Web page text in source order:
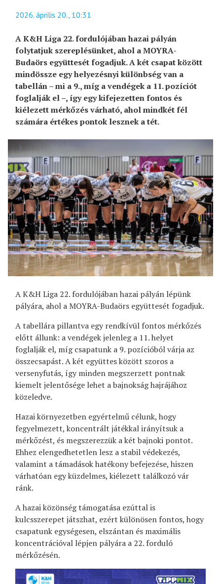
2026. április 20., 10:31
A K&H Liga 22. fordulójában hazai pályán
folytatjuk szereplésünket, ahol a MOYRA-
Budaörs együttesét fogadjuk. A két csapat között
mindössze egy helyezésnyi különbség van a
tabellán – mi a 9., míg a vendégek a 11. pozíciót
foglalják el –, így egy kifejezetten fontos és
kiélezett mérkőzés várható, ahol mindkét fél
számára értékes pontok lesznek a tét.
A K&H Liga 22. fordulójában hazai pályán lépünk
pályára, ahol a MOYRA-Budaörs együttesét fogadjuk.
A tabellára pillantva egy rendkívül fontos mérkőzés
előtt állunk: a vendégek jelenleg a 11. helyet
foglalják el, míg csapatunk a 9. pozícióból várja az
összecsapást. A két együttes között szoros a
versenyfutás, így minden megszerzett pontnak
kiemelt jelentősége lehet a bajnokság hajrájához
közeledve.
Hazai környezetben egyértelmű célunk, hogy
fegyelmezett, koncentrált játékkal irányítsuk a
mérkőzést, és megszerezzük a két bajnoki pontot.
Ehhez elengedhetetlen lesz a stabil védekezés,
valamint a támadások hatékony befejezése, hiszen
várhatóan egy küzdelmes, kiélezett találkozó vár
ránk.
A hazai közönség támogatása ezúttal is
kulcsszerepet játszhat, ezért különösen fontos, hogy
csapatunk egységesen, elszántan és maximális
koncentrációval lépjen pályára a 22. forduló
mérkőzésén.